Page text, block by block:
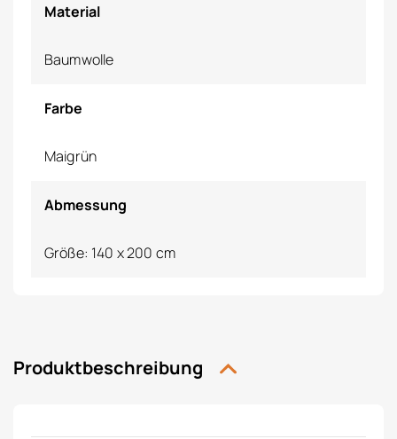
Material
Baumwolle
Farbe
Maigrün
Abmessung
Größe: 140 x 200 cm
Produktbeschreibung